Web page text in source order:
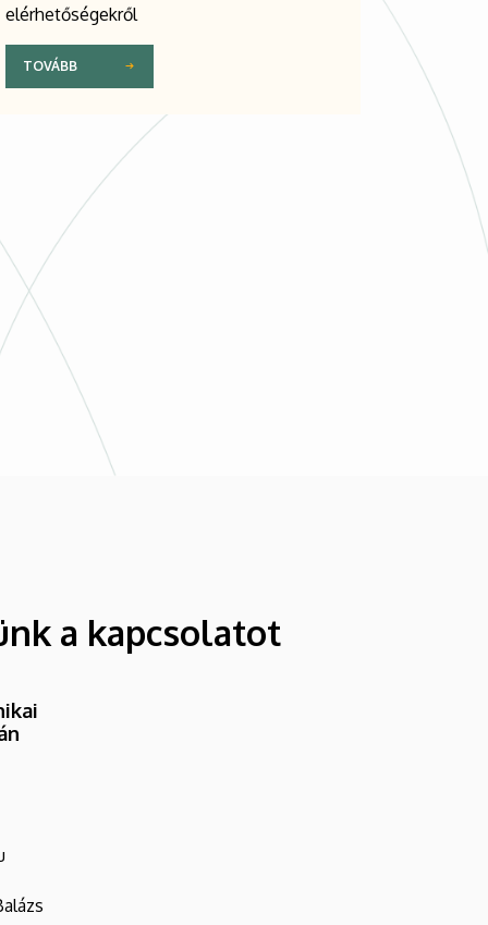
elérhetőségekről
TOVÁBB
a kapcsolatot